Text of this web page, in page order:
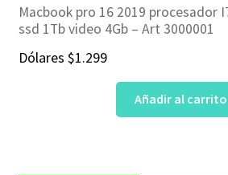
Macbook pro 16 2019 procesador
ssd 1Tb video 4Gb – Art 3000001
Dólares $1.299
Añadir al carrito